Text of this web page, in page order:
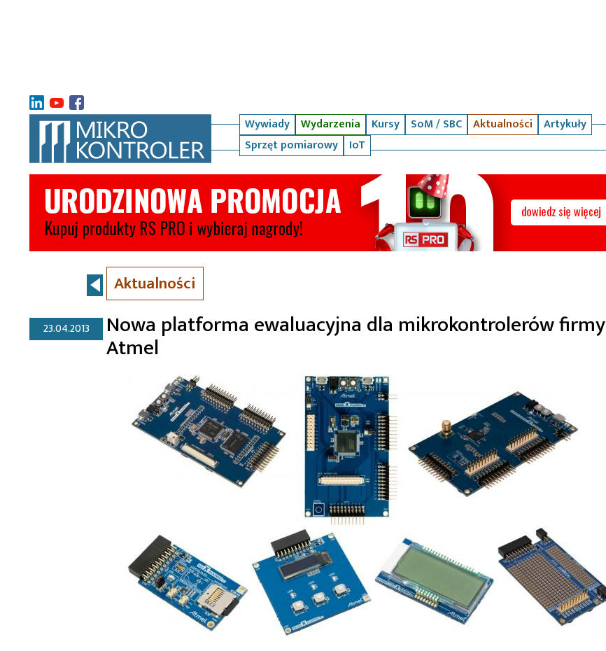
Wywiady Wydarzenia Kursy SoM / SBC Aktualności
Artykuły
Sprzęt pomiarowy
IoT
Aktualności
23.04.2013 Nowa platforma ewaluacyjna dla mikrokontrolerów firmy
Atmel